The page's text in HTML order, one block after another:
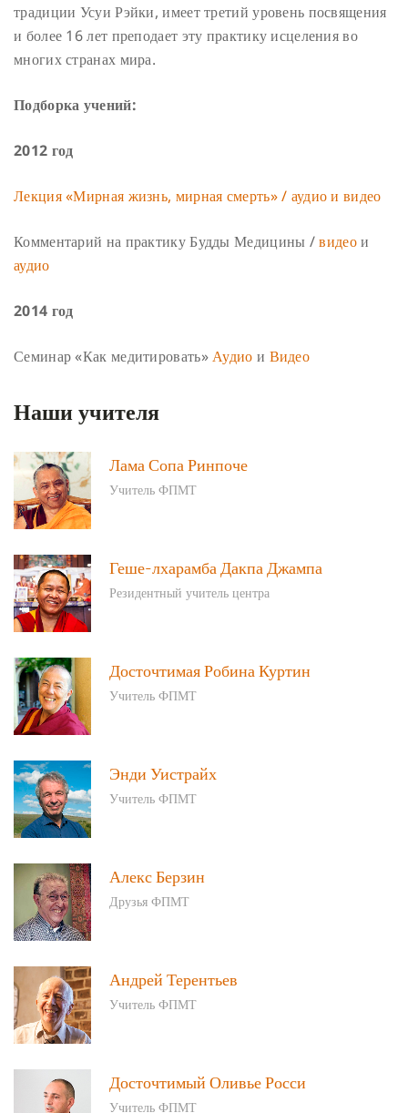
традиции Усуи Рэйки, имеет третий уровень посвящения
и более 16 лет преподает эту практику исцеления во
многих странах мира.
Подборка учений:
2012 год
Лекция «Мирная жизнь, мирная смерть» / аудио и видео
Комментарий на практику Будды Медицины /видеои
аудио
2014 год
Семинар «Как медитировать»Аудио и Видео
Наши учителя
Лама Сопа Ринпоче
Учитель ФПМТ
Геше-лхарамба Дакпа Джампа
Резидентный учитель центра
Досточтимая Робина Куртин
Учитель ФПМТ
Энди Уистрайх
Учитель ФПМТ
Алекс Берзин
Друзья ФПМТ
Андрей Терентьев
Учитель ФПМТ
Досточтимый Оливье Росси
Учитель ФПМТ